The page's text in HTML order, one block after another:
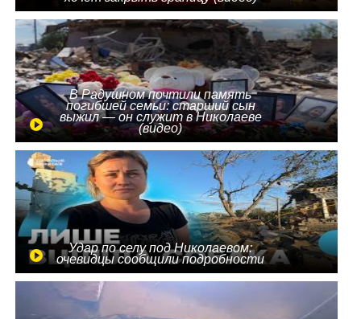
В Радушном почтили память
погибшей семьи: старший сын
выжил — он служит в Николаеве
(видео)
Удар по селу под Николаевом:
очевидцы сообщили подробности